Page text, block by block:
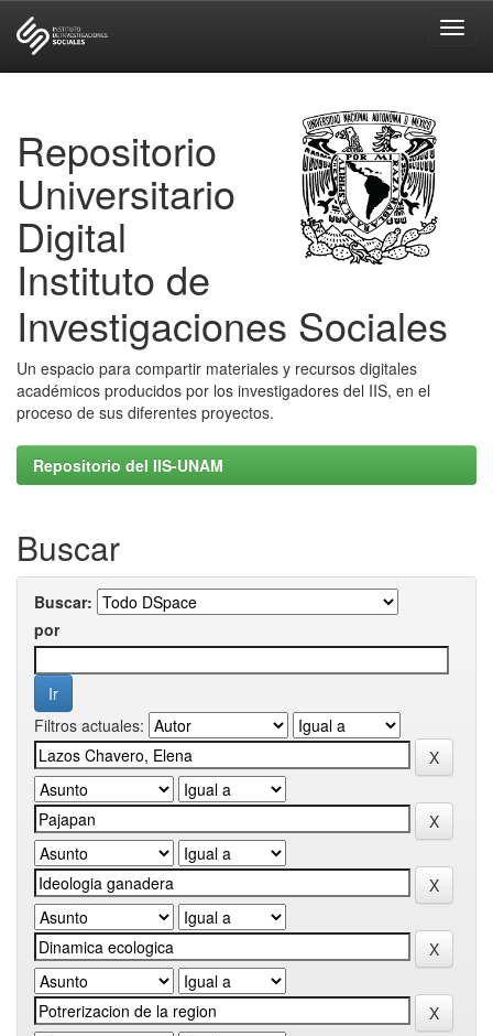
Repositorio
Universitario
Digital
Instituto de
Investigaciones Sociales
Un espacio para compartir materiales y recursos digitales
académicos producidos por los investigadores del IIS, en el
proceso de sus diferentes proyectos.
Repositorio del IIS-UNAM
Buscar
Buscar:
por
Filtros actuales: